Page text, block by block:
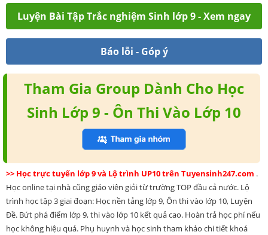
Luyện Bài Tập Trắc nghiệm Sinh lớp 9 - Xem ngay
Báo lỗi - Góp ý
Tham Gia Group Dành Cho Học
Sinh Lớp 9 - Ôn Thi Vào Lớp 10
>> Học trực tuyến lớp 9 và Lộ trình UP10 trên Tuyensinh247.com .
Học online tại nhà cũng giáo viên giỏi từ trường TOP đầu cả nước. Lộ
trình học tập 3 giai đoạn: Học nền tảng lớp 9, Ôn thi vào lớp 10, Luyện
Đề. Bứt phá điểm lớp 9, thi vào lớp 10 kết quả cao. Hoàn trả học phí nếu
học không hiệu quả. Phụ huynh và học sinh tham khảo chi tiết khoá